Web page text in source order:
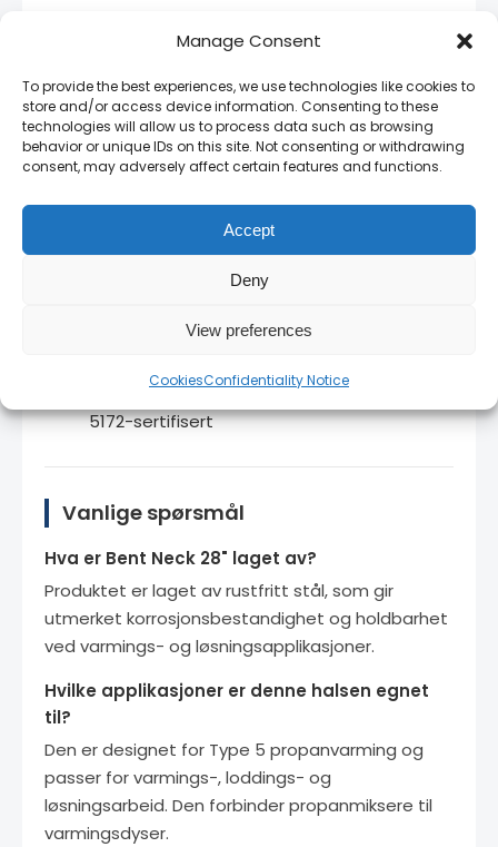
Manage Consent
To provide the best experiences, we use technologies like cookies to
store and/or access device information. Consenting to these
technologies will allow us to process data such as browsing
behavior or unique IDs on this site. Not consenting or withdrawing
consent, may adversely affect certain features and functions.
Accept
Deny
View preferences
CookiesConfidentiality Notice
Relaterte produkter
Type 5 Propane Heating Mixer— Type 5
Propane Heating Mixer — essensiell
komponent for å styre gassblanding
Type 5 Welding Mixer
sveisingapplikasjoner
kontrollerer gassflow til varmingsdyser, ISO
5172-sertifisert
Vanlige spørsmål
Hva er Bent Neck 28" laget av?
Produktet er laget av rustfritt stål, som gir
utmerket korrosjonsbestandighet og holdbarhet
ved varmings- og løsningsapplikasjoner.
Hvilke applikasjoner er denne halsen egnet
til?
Den er designet for Type 5 propanvarming og
passer for varmings-, loddings- og
løsningsarbeid. Den forbinder propanmiksere til
varmingsdyser.